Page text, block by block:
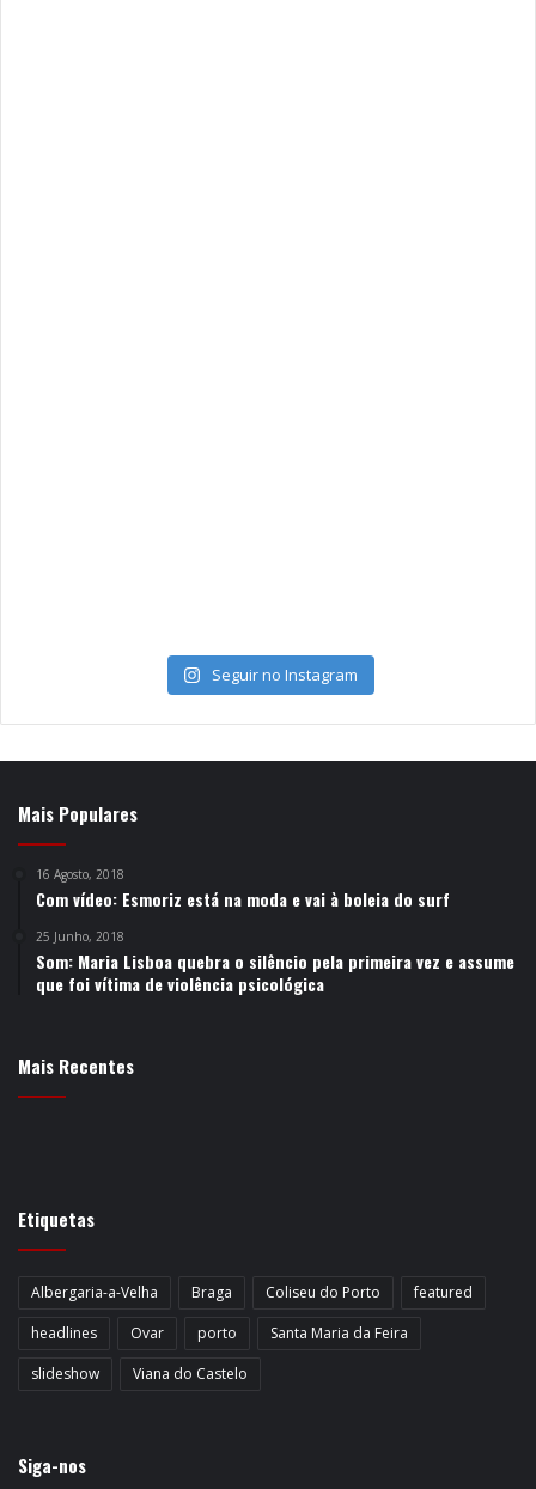
Seguir no Instagram
Mais Populares
16 Agosto, 2018
Com vídeo: Esmoriz está na moda e vai à boleia do surf
25 Junho, 2018
Som: Maria Lisboa quebra o silêncio pela primeira vez e assume
que foi vítima de violência psicológica
Mais Recentes
Etiquetas
Albergaria-a-Velha Braga Coliseu do Porto
featured
headlines
Ovar porto
Santa Maria da Feira
slideshow
Viana do Castelo
Siga-nos